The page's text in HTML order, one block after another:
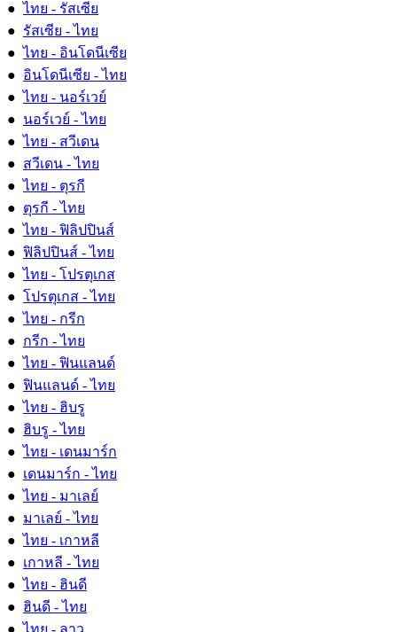
●ไทย - รัสเซีย
● รัสเซีย - ไทย
●ไทย - อินโดนีเซีย
● อินโดนีเซีย - ไทย
●ไทย - นอร์เวย์
● นอร์เวย์ - ไทย
●ไทย - สวีเดน
● สวีเดน - ไทย
●ไทย - ตุรกี
● ตุรกี - ไทย
●ไทย - ฟิลิปปินส์
● ฟิลิปปินส์ - ไทย
●ไทย - โปรตุเกส
● โปรตุเกส - ไทย
●ไทย - กรีก
● กรีก - ไทย
●ไทย - ฟินแลนด์
● ฟินแลนด์ - ไทย
●ไทย - ฮิบรู
● ฮิบรู - ไทย
●ไทย - เดนมาร์ก
● เดนมาร์ก - ไทย
●ไทย - มาเลย์
● มาเลย์ - ไทย
●ไทย - เกาหลี
● เกาหลี - ไทย
●ไทย - ฮินดี
● ฮินดี - ไทย